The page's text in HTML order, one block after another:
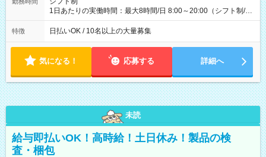
1日あたりの実働時間：最大8時間/日 8:00～20:00（シフト制/実
働8時間） ※週5日勤務（場所次第では週4も有り） ※配達状況
によって時間外での勤務可能性有り ※案件により多少の前後あ
特徴 日払いOK / 10名以上の大量募集
気になる！ 応募する 詳細へ
未読
給与即払いOK！高時給！土日休み！製品の検
査・梱包